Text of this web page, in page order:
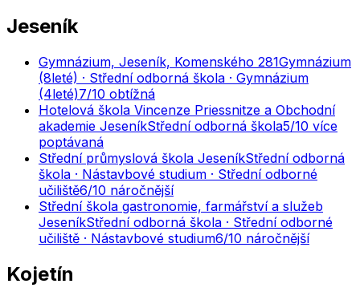
Jeseník
Gymnázium, Jeseník, Komenského 281Gymnázium
(8leté) · Střední odborná škola · Gymnázium
(4leté)7/10 obtížná
Hotelová škola Vincenze Priessnitze a Obchodní
akademie JeseníkStřední odborná škola5/10 více
poptávaná
Střední průmyslová škola JeseníkStřední odborná
škola · Nástavbové studium · Střední odborné
učiliště6/10 náročnější
Střední škola gastronomie, farmářství a služeb
JeseníkStřední odborná škola · Střední odborné
učiliště · Nástavbové studium6/10 náročnější
Kojetín